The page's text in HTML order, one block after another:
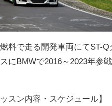
料で走る開発車両にてST-Q
にBMWで2016～2023年参
ッスン内容・スケジュール】